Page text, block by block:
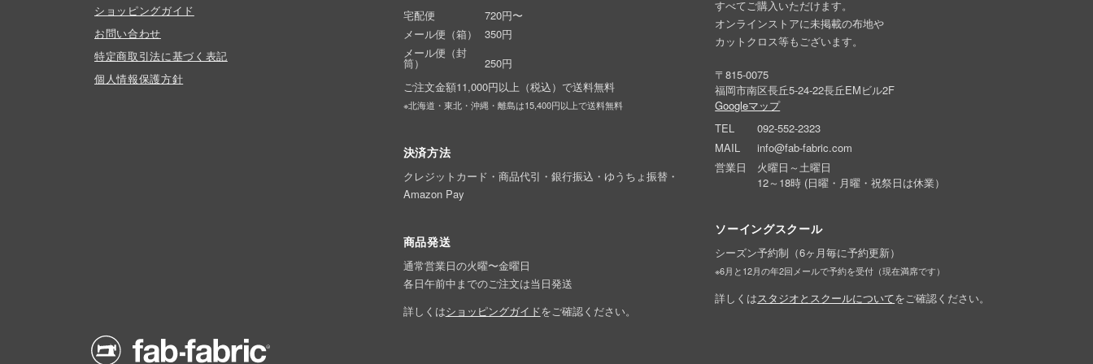
ショッピングガイド
お問い合わせ
特定商取引法に基づく表記
個人情報保護方針
宅配便
720円〜
メール便（箱）
350円
メール便（封
筒）
250円
ご注文金額11,000円以上（税込）で送料無料
※北海道・東北・沖縄・離島は15,400円以上で送料無料
決済方法
クレジットカード・商品代引・銀行振込・ゆうちょ振替・
Amazon Pay
商品発送
通常営業日の火曜〜金曜日
各日午前中までのご注文は当日発送
詳しくはショッピングガイドをご確認ください。
すべてご購入いただけます。
オンラインストアに未掲載の布地や
カットクロス等もございます。
〒815-0075
福岡市南区長丘5-24-22長丘EMビル2F
Googleマップ
TEL
092-552-2323
MAIL
info@fab-fabric.com
営業日
火曜日～土曜日
12～18時 (日曜・月曜・祝祭日は休業）
ソーイングスクール
シーズン予約制（6ヶ月毎に予約更新）
※6月と12月の年2回メールで予約を受付（現在満席です）
詳しくはスタジオとスクールについてをご確認ください。